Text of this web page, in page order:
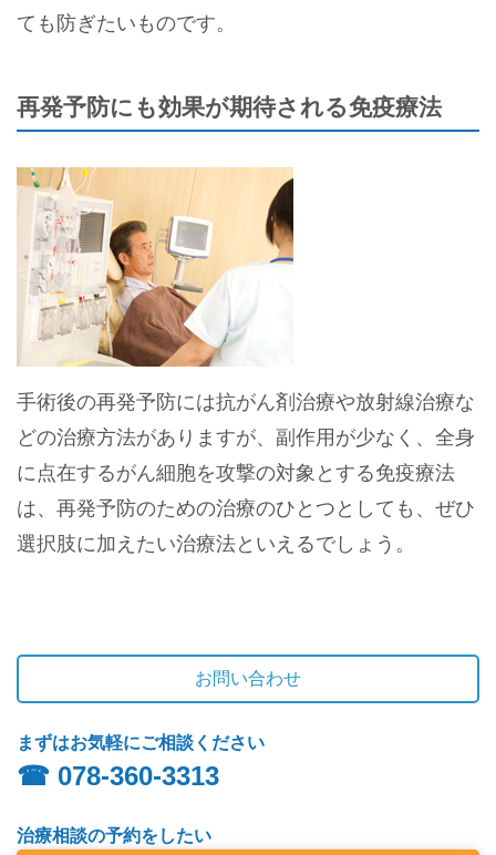
ても防ぎたいものです。
再発予防にも効果が期待される免疫療法
手術後の再発予防には抗がん剤治療や放射線治療な
どの治療方法がありますが、副作用が少なく、全身
に点在するがん細胞を攻撃の対象とする免疫療法
は、再発予防のための治療のひとつとしても、ぜひ
選択肢に加えたい治療法といえるでしょう。
お問い合わせ
まずはお気軽にご相談ください
☎︎ 078-360-3313
治療相談の予約をしたい